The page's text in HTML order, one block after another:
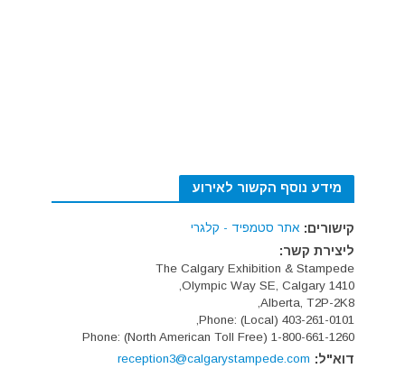
מידע נוסף הקשור לאירוע
קישורים: אתר סטמפיד - קלגרי
ליצירת קשר:
The Calgary Exhibition & Stampede
1410 Olympic Way SE, Calgary,
Alberta, T2P-2K8,
Phone: (Local) 403-261-0101,
Phone: (North American Toll Free) 1-800-661-1260
דוא"ל: reception3@calgarystampede.com